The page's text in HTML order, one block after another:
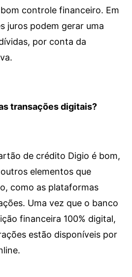
controle financeiro. Em
juros podem gerar uma
por conta da
transações digitais?
de crédito Digio é bom,
elementos que
como as plataformas
Uma vez que o banco
financeira 100% digital,
estão disponíveis por